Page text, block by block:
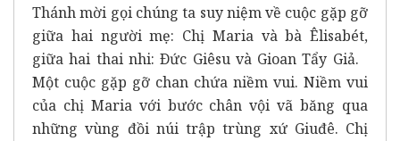
Thánh mời gọi chúng ta suy niệm về cuộc gặp gỡ
giữa hai người mẹ: Chị Maria và bà Êlisabét,
giữa hai thai nhi: Ðức Giêsu và Gioan Tẩy Giả.
Một cuộc gặp gỡ chan chứa niềm vui. Niềm vui
của chị Maria với bước chân vội vã băng qua
những vùng đồi núi trập trùng xứ Giuđê. Chị